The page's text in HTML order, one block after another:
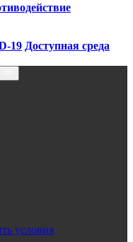
Доступная среда